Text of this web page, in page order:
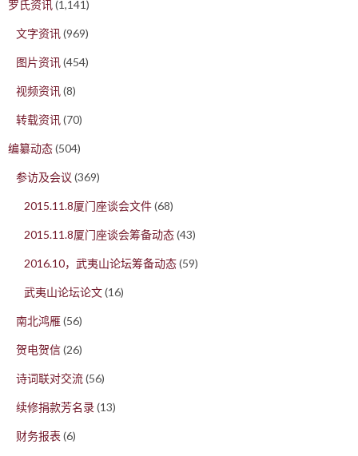
罗氏资讯(1,141)
文字资讯(969)
图片资讯(454)
视频资讯(8)
转载资讯(70)
编纂动态(504)
参访及会议 (369)
2015.11.8厦门座谈会文件(68)
2015.11.8厦门座谈会筹备动态(43)
2016.10，武夷山论坛筹备动态(59)
武夷山论坛论文(16)
南北鸿雁(56)
贺电贺信(26)
诗词联对交流(56)
续修捐款芳名录(13)
财务报表 (6)